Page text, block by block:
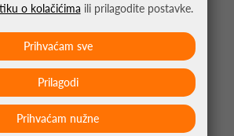
CRNA
o kolačićima ili prilagodite postavke.
Prihvaćam nužne
Prilagodi
Prihvaćam sve